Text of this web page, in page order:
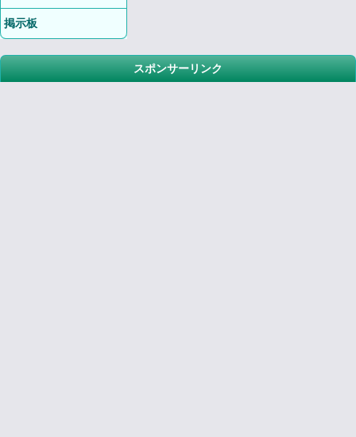
掲示板
スポンサーリンク